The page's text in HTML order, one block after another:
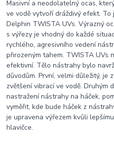
Masivní a neodolatelný ocas,
ve vodě vytvoří dráždivý efekt.
Delphin TWISTA UVs. Výrazný
s výřezy je vhodný do každé
rychlého, agresivního vedení
přirozeným tahem. TWISTA UVs
efektivní. Tělo nástrahy bylo
důvodům. První, velmi důležitý, je
zvětšení vibrací ve vodě. Druhým
nastražení nástrahy na háček,
vyměřit, kde bude háček z
je upravena výřezem kvůli
hlavičce.